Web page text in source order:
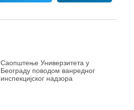
Саопштење Универзитета у
Београду поводом ванредног
инспекцијског надзора